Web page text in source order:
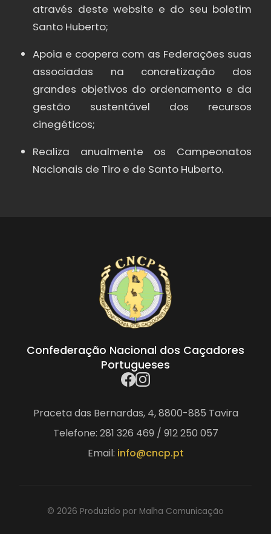
através deste website e do seu boletim
Santo Huberto;
Apoia e coopera com as Federações suas
associadas na concretização dos
grandes objetivos do ordenamento e da
gestão sustentável dos recursos
cinegéticos;
Realiza anualmente os Campeonatos
Nacionais de Tiro e de Santo Huberto.
Confederação Nacional dos Caçadores
Portugueses
Praceta das Bernardas, 4, 8800-885 Tavira
Telefone: 281 326 469 / 912 250 057
Email: info@cncp.pt
© 2026 Produzido por Malha Comunicação